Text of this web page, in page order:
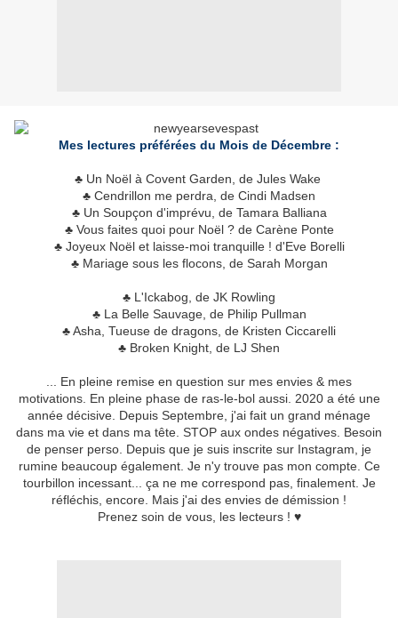
Mes lectures préférées du Mois de Décembre :
♣ Un Noël à Covent Garden, de Jules Wake
♣ Cendrillon me perdra, de Cindi Madsen
♣ Un Soupçon d'imprévu, de Tamara Balliana
♣ Vous faites quoi pour Noël ? de Carène Ponte
♣ Joyeux Noël et laisse-moi tranquille ! d'Eve Borelli
♣ Mariage sous les flocons, de Sarah Morgan
♣ L'Ickabog, de JK Rowling
♣ La Belle Sauvage, de Philip Pullman
♣ Asha, Tueuse de dragons, de Kristen Ciccarelli
♣ Broken Knight, de LJ Shen
... En pleine remise en question sur mes envies & mes
motivations. En pleine phase de ras-le-bol aussi. 2020 a été une
année décisive. Depuis Septembre, j'ai fait un grand ménage
dans ma vie et dans ma tête. STOP aux ondes négatives. Besoin
de penser perso. Depuis que je suis inscrite sur Instagram, je
rumine beaucoup également. Je n'y trouve pas mon compte. Ce
tourbillon incessant... ça ne me correspond pas, finalement. Je
réfléchis, encore. Mais j'ai des envies de démission !
Prenez soin de vous, les lecteurs ! ♥